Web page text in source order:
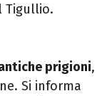
Tigullio.
prigioni,
Si informa